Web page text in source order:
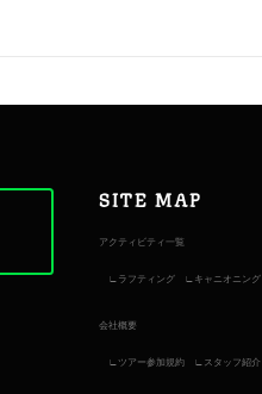
SITE MAP
アクティビティ一覧
ラフティング キャニオニング
会社概要
ツアー参加規約 スタッフ紹介